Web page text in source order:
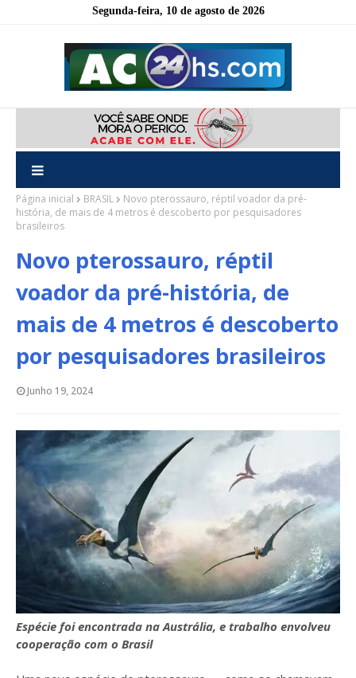
Segunda-feira, 10 de agosto de 2026
Página inicial BRASIL
Novo pterossauro, réptil voador da pré-
história, de mais de 4 metros é descoberto por pesquisadores
brasileiros
Novo pterossauro, réptil
voador da pré-história, de
mais de 4 metros é descoberto
por pesquisadores brasileiros
Junho 19, 2024
Espécie foi encontrada na Austrália, e trabalho envolveu
cooperação com o Brasil